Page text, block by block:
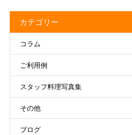
カテゴリー
コラム
ご利用例
スタッフ料理写真集
その他
ブログ